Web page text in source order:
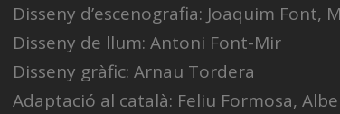
Disseny d’escenografia: Joaquim Font,
Disseny de llum: Antoni Font-Mir
Disseny gràfic: Arnau Tordera
Adaptació al català: Feliu Formosa,